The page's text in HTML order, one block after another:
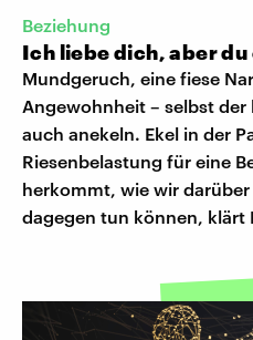
Beziehung
Ich liebe dich, aber du
Mundgeruch, eine fiese
Angewohnheit – selbst
auch anekeln. Ekel in der
Riesenbelastung für eine
herkommt, wie wir
dagegen tun können, klärt